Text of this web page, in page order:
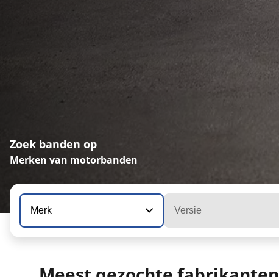
Zoek banden op
Merken van motorbanden
Merk Versie